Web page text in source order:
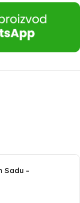
Sadu -